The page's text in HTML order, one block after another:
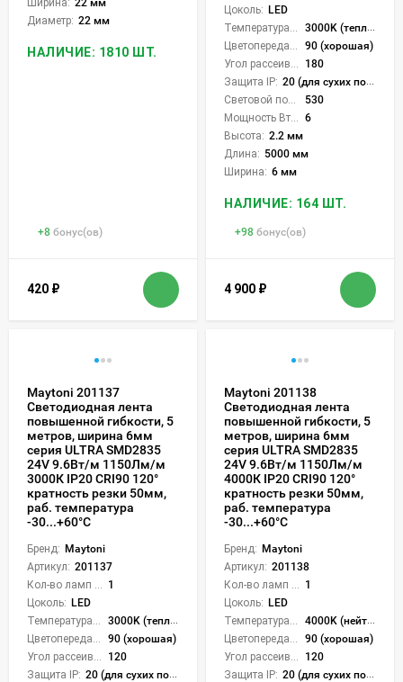
Диаметр: 22 мм
НАЛИЧИЕ: 1810 ШТ.
+8 бонус(ов)
420 ₽
Цоколь: LED
3000K (теплый)
90 (хорошая)
180
Защита IP: 20 (для сухих пом.)
530
6
Высота: 2.2 мм
Длина: 5000 мм
Ширина: 6 мм
НАЛИЧИЕ: 164 ШТ.
+98 бонус(ов)
4 900 ₽
Maytoni 201137
Светодиодная лента
повышенной гибкости, 5
метров, ширина 6мм
серия ULTRA SMD2835
24V 9.6Вт/м 1150Лм/м
3000К IP20 CRI90 120°
кратность резки 50мм,
раб. температура
-30...+60°С
Бренд: Maytoni
Артикул: 201137
1
Цоколь: LED
3000K (теплый)
90 (хорошая)
120
Защита IP: 20 (для сухих пом.)
Maytoni 201138
Светодиодная лента
повышенной гибкости, 5
метров, ширина 6мм
серия ULTRA SMD2835
24V 9.6Вт/м 1150Лм/м
4000К IP20 CRI90 120°
кратность резки 50мм,
раб. температура
-30...+60°С
Бренд: Maytoni
Артикул: 201138
1
Цоколь: LED
4000K (нейтральный)
90 (хорошая)
120
Защита IP: 20 (для сухих пом.)